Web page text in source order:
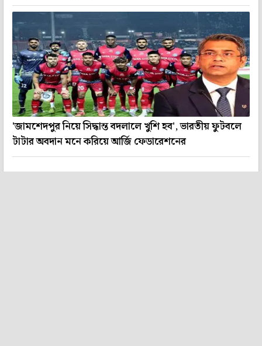
'জামশেদপুর নিয়ে সিদ্ধান্ত বদলালে খুশি হব', ভারতীয় ফুটবলে
টাটার অবদান মনে করিয়ে আর্জি ফেডারেশনের